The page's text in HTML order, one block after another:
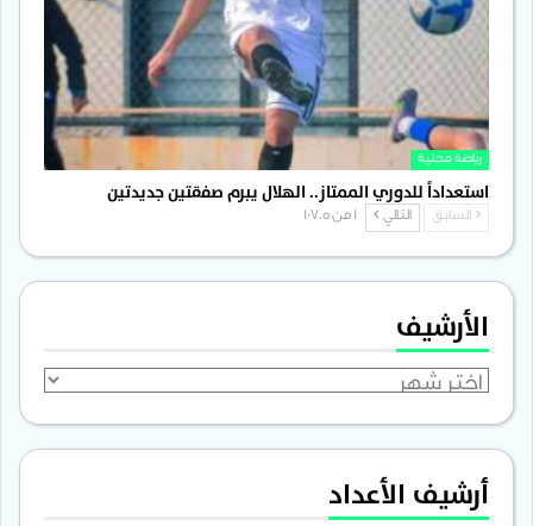
رياضة محلية
استعداداً للدوري الممتاز.. الهلال يبرم صفقتين جديدتين
السابق التالي
الأرشيف
الأرشيف
أرشيف الأعداد